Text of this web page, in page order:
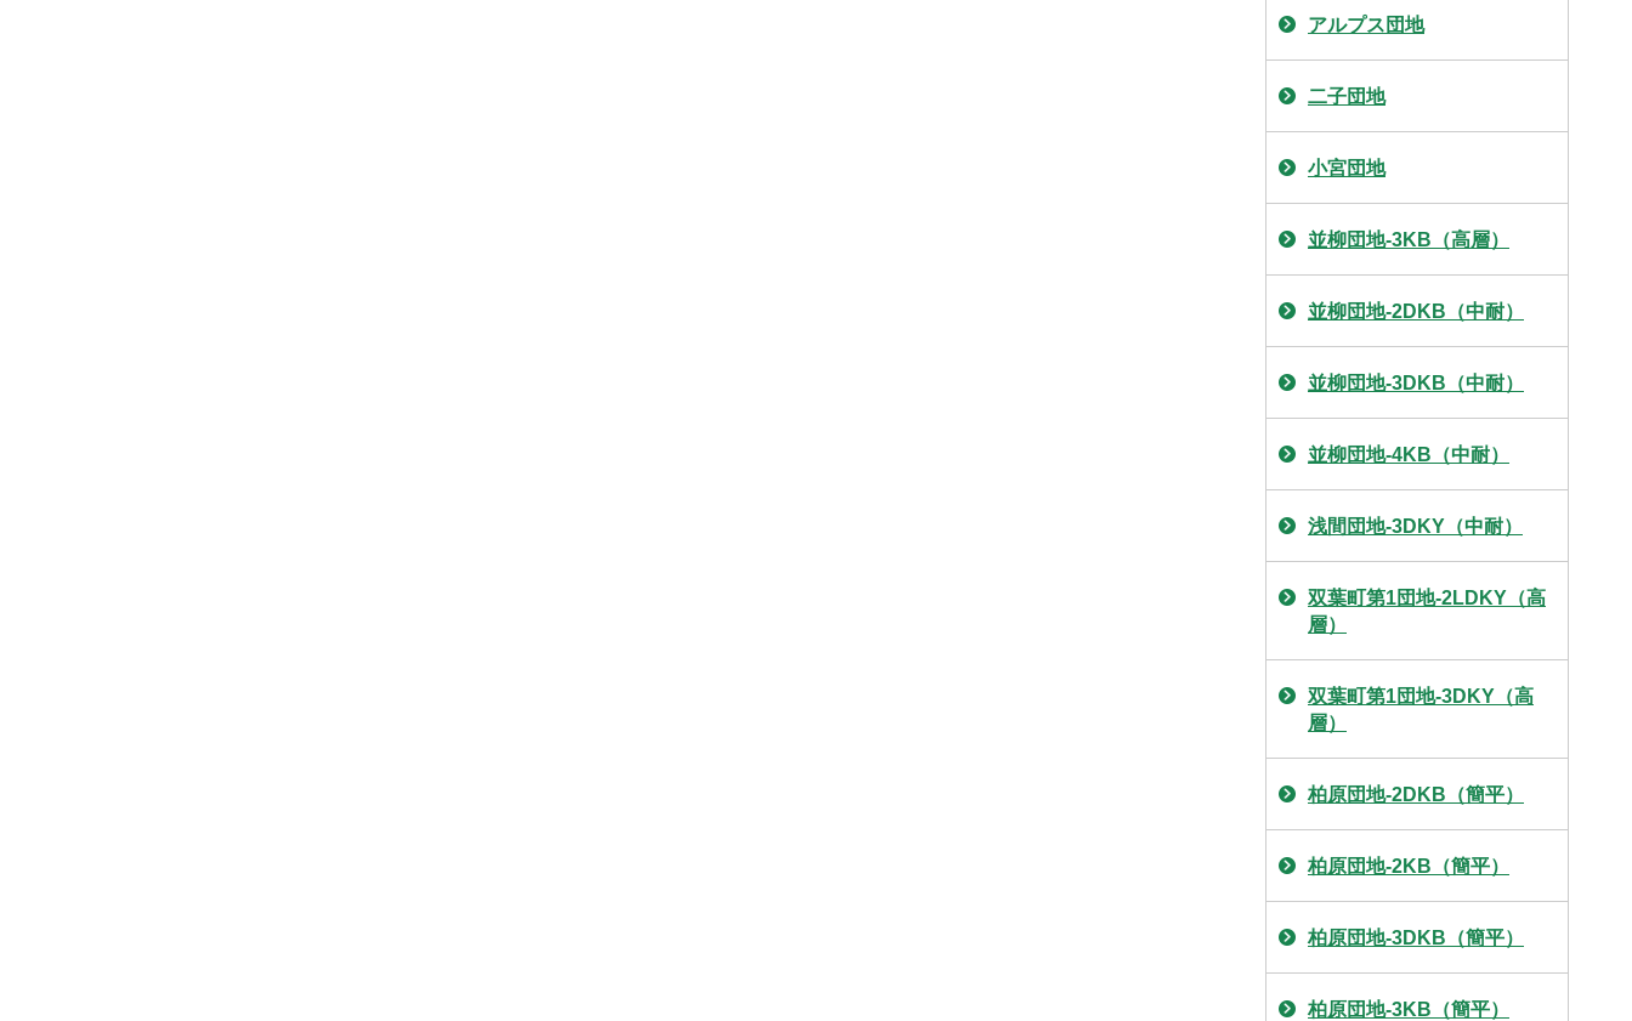
アルプス団地
二子団地
小宮団地
並柳団地-3KB（高層）
並柳団地-2DKB（中耐）
並柳団地-3DKB（中耐）
並柳団地-4KB（中耐）
浅間団地-3DKY（中耐）
双葉町第1団地-2LDKY（高
層）
双葉町第1団地-3DKY（高
層）
柏原団地-2DKB（簡平）
柏原団地-2KB（簡平）
柏原団地-3DKB（簡平）
柏原団地-3KB（簡平）